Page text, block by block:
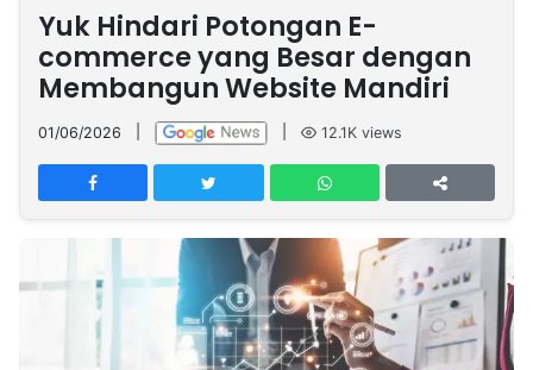
Nasional
International
Olahraga
Entertainment
Daerah
Pariwisata
Kuliner
Kolom
Network
PT
TREETAN
INDONESIA
Yuk Hindari Potongan E-
commerce yang Besar dengan
Membangun Website Mandiri
01/06/2026 12.1K views